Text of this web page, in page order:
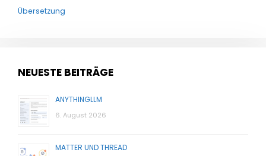
Übersetzung
NEUESTE BEITRÄGE
ANYTHINGLLM
6. August 2026
MATTER UND THREAD